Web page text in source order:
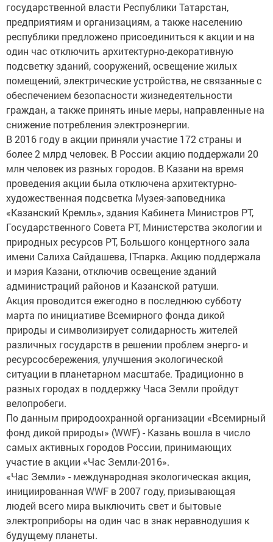
государственной власти Республики Татарстан,
предприятиям и организациям, а также населению
республики предложено присоединиться к акции и на
один час отключить архитектурно-декоративную
подсветку зданий, сооружений, освещение жилых
помещений, электрические устройства, не связанные с
обеспечением безопасности жизнедеятельности
граждан, а также принять иные меры, направленные на
снижение потребления электроэнергии.
В 2016 году в акции приняли участие 172 страны и
более 2 млрд человек. В России акцию поддержали 20
млн человек из разных городов. В Казани на время
проведения акции была отключена архитектурно-
художественная подсветка Музея-заповедника
«Казанский Кремль», здания Кабинета Министров РТ,
Государственного Совета РТ, Министерства экологии и
природных ресурсов РТ, Большого концертного зала
имени Салиха Сайдашева, IТ-парка. Акцию поддержала
и мэрия Казани, отключив освещение зданий
администраций районов и Казанской ратуши.
Акция проводится ежегодно в последнюю субботу
марта по инициативе Всемирного фонда дикой
природы и символизирует солидарность жителей
различных государств в решении проблем энерго- и
ресурсосбережения, улучшения экологической
ситуации в планетарном масштабе. Традиционно в
разных городах в поддержку Часа Земли пройдут
велопробеги.
По данным природоохранной организации «Всемирный
фонд дикой природы» (WWF) - Казань вошла в число
самых активных городов России, принимающих
участие в акции «Час Земли-2016».
«Час Земли» - международная экологическая акция,
инициированная WWF в 2007 году, призывающая
людей всего мира выключить свет и бытовые
электроприборы на один час в знак неравнодушия к
будущему планеты.